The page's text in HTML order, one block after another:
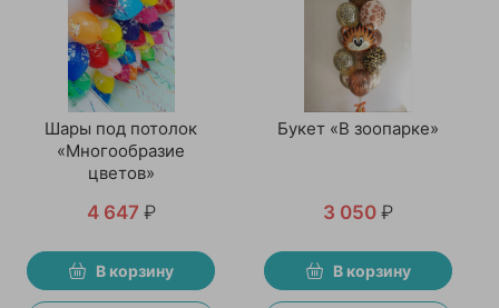
Шары под потолок
«Многообразие
цветов»
4 647 ₽
В корзину
Букет «В зоопарке»
3 050 ₽
В корзину